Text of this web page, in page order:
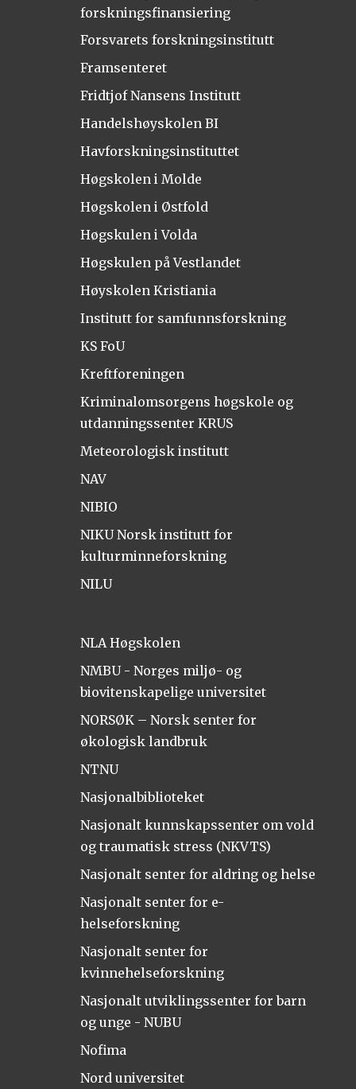
forskningsfinansiering
Forsvarets forskningsinstitutt
Framsenteret
Fridtjof Nansens Institutt
Handelshøyskolen BI
Havforskningsinstituttet
Høgskolen i Molde
Høgskolen i Østfold
Høgskulen i Volda
Høgskulen på Vestlandet
Høyskolen Kristiania
Institutt for samfunnsforskning
KS FoU
Kreftforeningen
Kriminalomsorgens høgskole og
utdanningssenter KRUS
Meteorologisk institutt
NAV
NIBIO
NIKU Norsk institutt for
kulturminneforskning
NILU
NLA Høgskolen
NMBU - Norges miljø- og
biovitenskapelige universitet
NORSØK – Norsk senter for
økologisk landbruk
NTNU
Nasjonalbiblioteket
Nasjonalt kunnskapssenter om vold
og traumatisk stress (NKVTS)
Nasjonalt senter for aldring og helse
Nasjonalt senter for e-
helseforskning
Nasjonalt senter for
kvinnehelseforskning
Nasjonalt utviklingssenter for barn
og unge - NUBU
Nofima
Nord universitet